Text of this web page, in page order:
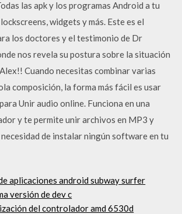
las apk y los programas Android a tu
widgets y más. Este es el
los doctores y el testimonio de Dr
nos revela su postura sobre la situación
Cuando necesitas combinar varias
composición, la forma más fácil es usar
Unir audio online. Funciona en una
y te permite unir archivos en MP3 y
de instalar ningún software en tu
aplicaciones android subway surfer
versión de dev c
del controlador amd 6530d